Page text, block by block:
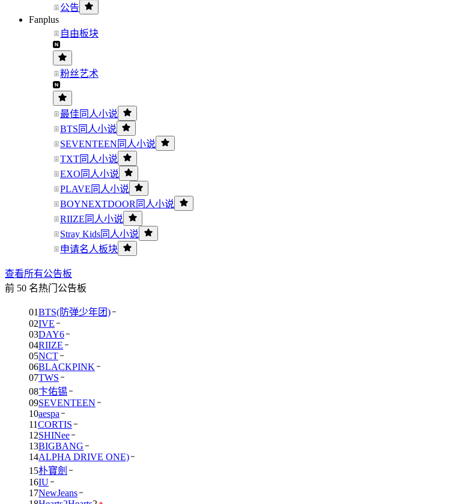
公告
Fanplus
自由板块
粉丝艺术
最佳同人小说
BTS同人小说
SEVENTEEN同人小说
TXT同人小说
EXO同人小说
PLAVE同人小说
BOYNEXTDOOR同人小说
RIIZE同人小说
Stray Kids同人小说
申请名人板块
查看所有公告板
前 50 名热门公告板
01BTS(防弹少年团)
02IVE
03DAY6
04RIIZE
05NCT
06BLACKPINK
07TWS
08卞佑锡
09SEVENTEEN
10aespa
11CORTIS
12SHINee
13BIGBANG
14ALPHA DRIVE ONE)
15朴寶劍
16IU
17NewJeans